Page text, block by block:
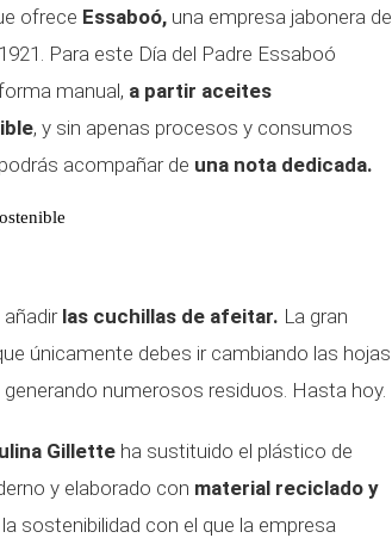
ofrece Essaboó, una empresa jabonera de
Para este Día del Padre Essaboó
manual, a partir aceites
, y sin apenas procesos y consumos
acompañar de una nota dedicada.
las cuchillas de afeitar. La gran
únicamente debes ir cambiando las hojas
numerosos residuos. Hasta hoy.
Gillette ha sustituido el plástico de
y elaborado con material reciclado y
sostenibilidad con el que la empresa